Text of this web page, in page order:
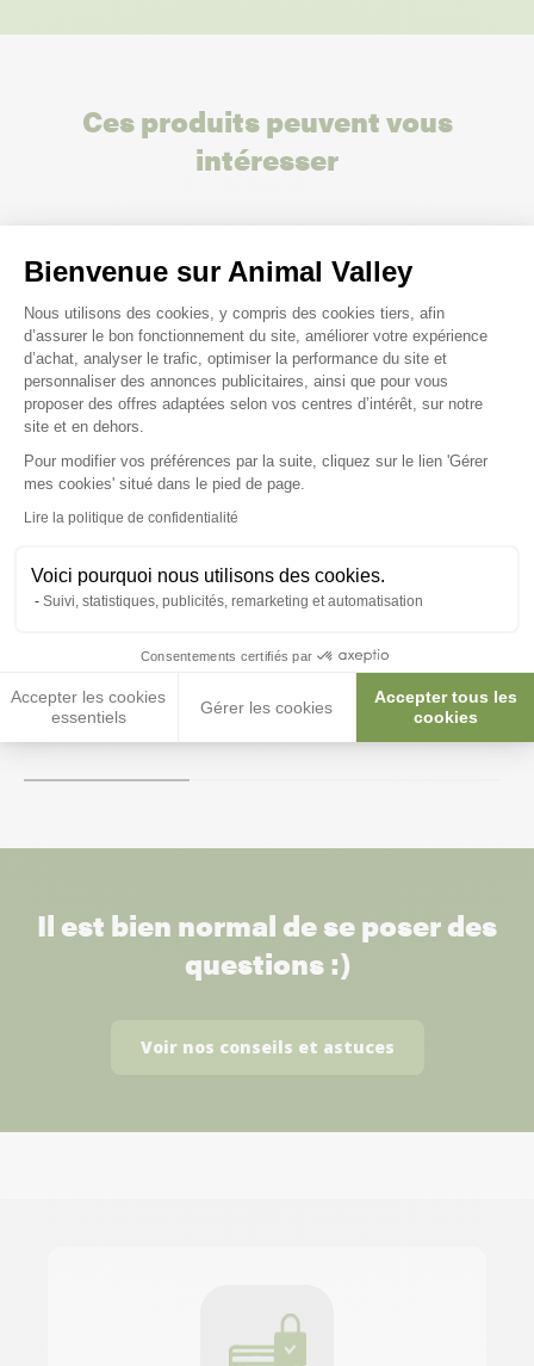
Bienvenue sur Animal Valley
Plateforme de Gestion du
Nous utilisons des cookies, y compris des cookies tiers, afin
d’assurer le bon fonctionnement du site, améliorer votre expérience
d’achat, analyser le trafic, optimiser la performance du site et
personnaliser des annonces publicitaires, ainsi que pour vous
proposer des offres adaptées selon vos centres d’intérêt, sur notre
site et en dehors.
Pour modifier vos préférences par la suite, cliquez sur le lien 'Gérer
mes cookies' situé dans le pied de page.
Lire la politique de confidentialité
Voici pourquoi nous utilisons des cookies.
Suivi, statistiques, publicités, remarketing et automatisation
Consentements certifiés par
Accepter les cookies
essentiels
Gérer les cookies
Accepter tous les
cookies
Axeptio consent
Ces produits peuvent vous
intéresser
Complément alimentaire pour
reptiles Reptimineral H 85g - Sera
8,99 €
Reptimineral C
8,99 €
8,09 €
Il est bien normal de se poser des
questions :)
Voir nos conseils et astuces